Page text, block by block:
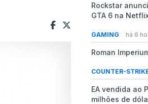
Rockstar
GTA 6 na
GAMING há 6
Roman
COUNTER-
EA vendida ao
milhões de